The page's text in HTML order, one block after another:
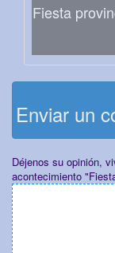
Fiesta
Enviar un
Déjenos su opinión,
acontecimiento